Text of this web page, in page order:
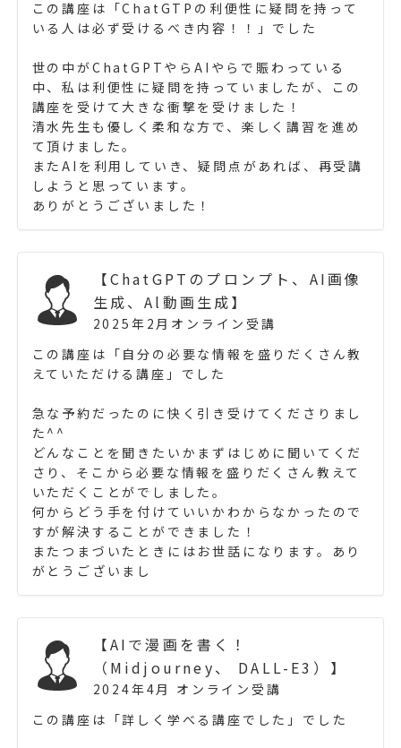
この講座は「ChatGTPの利便性に疑問を持って
いる人は必ず受けるべき内容！！」でした
世の中がChatGPTやらAIやらで賑わっている
中、私は利便性に疑問を持っていましたが、この
講座を受けて大きな衝撃を受けました！
清水先生も優しく柔和な方で、楽しく講習を進め
て頂けました。
またAIを利用していき、疑問点があれば、再受講
しようと思っています。
ありがとうございました！
【ChatGPTのプロンプト、AI画像
生成、Al動画生成】
2025年2月オンライン受講
この講座は「自分の必要な情報を盛りだくさん教
えていただける講座」でした
急な予約だったのに快く引き受けてくださりまし
た^^
どんなことを聞きたいかまずはじめに聞いてくだ
さり、そこから必要な情報を盛りだくさん教えて
いただくことがでしました。
何からどう手を付けていいかわからなかったので
すが解決することができました！
またつまづいたときにはお世話になります。あり
がとうございまし
【AIで漫画を書く！
（Midjourney、 DALL-E3）】
2024年4月 オンライン受講
この講座は「詳しく学べる講座でした」でした